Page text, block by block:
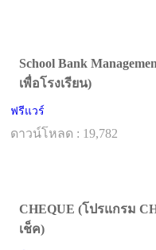
School Bank
เพื่อโรงเรียน)
ฟรีแวร์
ดาวน์โหลด : 19,782
CHEQUE (โปรแกรม
เช็ค)